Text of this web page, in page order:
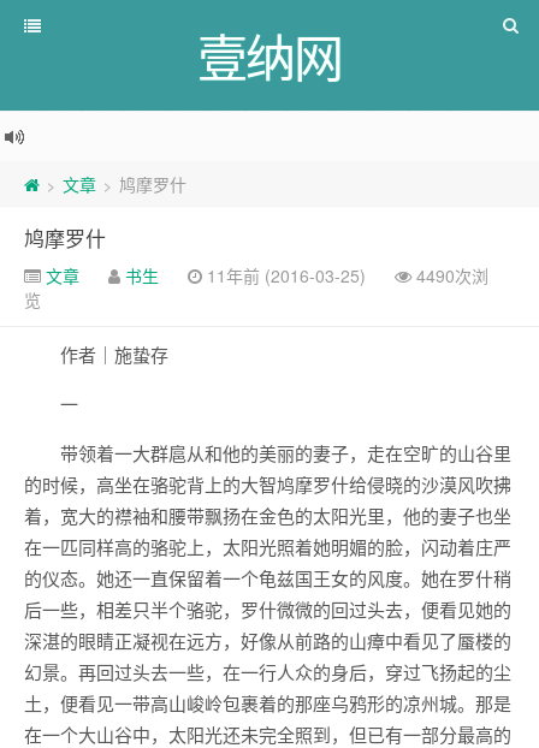
壹纳网
> 文章 > 鸠摩罗什
鸠摩罗什
文章 书生 11年前 (2016-03-25)
4490次浏
览
作者｜施蛰存
一
带领着一大群扈从和他的美丽的妻子，走在空旷的山谷里
的时候，高坐在骆驼背上的大智鸠摩罗什给侵晓的沙漠风吹拂
着，宽大的襟袖和腰带飘扬在金色的太阳光里，他的妻子也坐
在一匹同样高的骆驼上，太阳光照着她明媚的脸，闪动着庄严
的仪态。她还一直保留着一个龟兹国王女的风度。她在罗什稍
后一些，相差只半个骆驼，罗什微微的回过头去，便看见她的
深湛的眼睛正凝视在远方，好像从前路的山瘴中看见了蜃楼的
幻景。再回过头去一些，在一行人众的身后，穿过飞扬起的尘
土，便看见一带高山峻岭包裹着的那座乌鸦形的凉州城。那是
在一个大山谷中，太阳光还未完全照到，但已有一部分最高的